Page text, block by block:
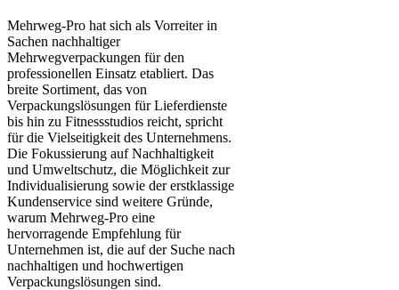
Mehrweg-Pro hat sich als Vorreiter in
Sachen nachhaltiger
Mehrwegverpackungen für den
professionellen Einsatz etabliert. Das
breite Sortiment, das von
Verpackungslösungen für Lieferdienste
bis hin zu Fitnessstudios reicht, spricht
für die Vielseitigkeit des Unternehmens.
Die Fokussierung auf Nachhaltigkeit
und Umweltschutz, die Möglichkeit zur
Individualisierung sowie der erstklassige
Kundenservice sind weitere Gründe,
warum Mehrweg-Pro eine
hervorragende Empfehlung für
Unternehmen ist, die auf der Suche nach
nachhaltigen und hochwertigen
Verpackungslösungen sind.